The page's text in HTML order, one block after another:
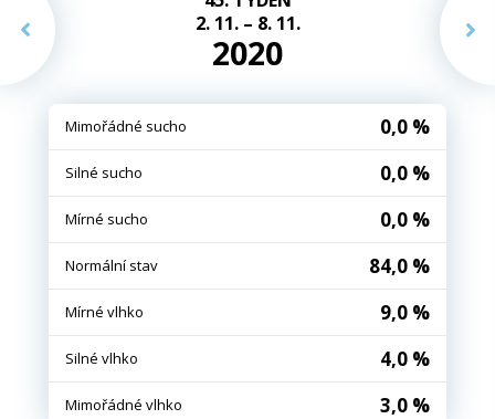
2. 11. – 8. 11.
2020
Mimořádné sucho 0,0 %
Silné sucho 0,0 %
Mírné sucho 0,0 %
Normální stav 84,0 %
Mírné vlhko 9,0 %
Silné vlhko 4,0 %
Mimořádné vlhko 3,0 %